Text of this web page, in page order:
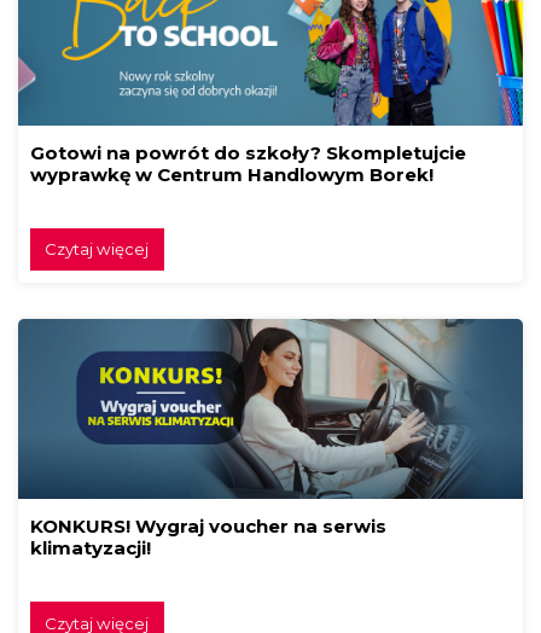
Gotowi na powrót do szkoły? Skompletujcie
wyprawkę w Centrum Handlowym Borek!
Czytaj więcej
KONKURS! Wygraj voucher na serwis
klimatyzacji!
Czytaj więcej